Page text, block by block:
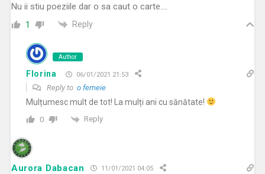
Nu ii stiu poeziile dar o sa caut o carte….
1 Reply
Author
Florina 06/01/2021 21:53
Reply to o femeie
Mulțumesc mult de tot! La mulți ani cu sănătate!
0 Reply
Aurora Dabacan 11/01/2021 04:05